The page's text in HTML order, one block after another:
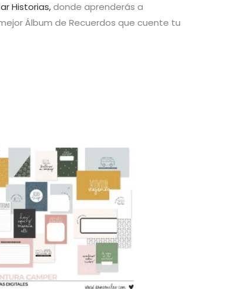
Historias,donde aprenderás a
Álbum de Recuerdos que cuente tu